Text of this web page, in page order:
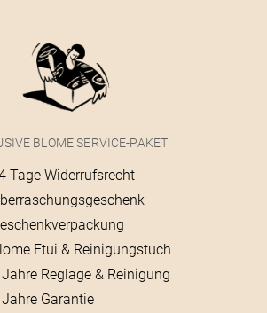
BLOME SERVICE-PAKET
Tage Widerrufsrecht
Etui & Reinigungstuch
Reglage & Reinigung
Garantie